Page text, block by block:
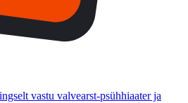
vastu valvearst-psühhiaater ja